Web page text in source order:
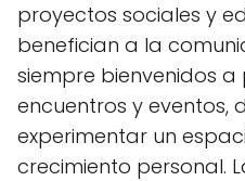
proyectos sociales y
benefician a la
siempre bienvenidos
encuentros y eventos,
experimentar un
crecimiento personal.